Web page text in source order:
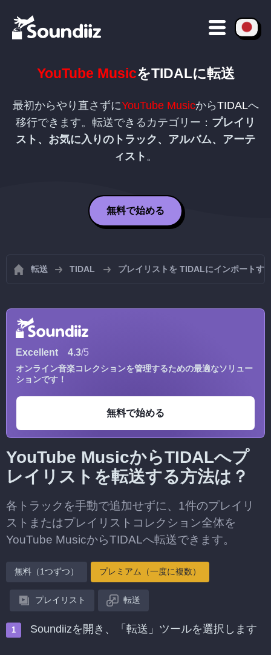
YouTube MusicをTIDALに転送
最初からやり直さずにYouTube MusicからTIDALへ
移行できます。転送できるカテゴリー： プレイリ
スト、お気に入りのトラック、アルバム、アーテ
ィスト 。
無料で始める
転送 TIDAL プレイリストを TIDALにインポートす
Excellent 4.3/5
オンライン音楽コレクションを管理するための最適なソリュー
ションです！
無料で始める
YouTube MusicからTIDALへプ
レイリストを転送する方法は？
各トラックを手動で追加せずに、1件のプレイリ
ストまたはプレイリストコレクション全体を
YouTube MusicからTIDALへ転送できます。
無料（1つずつ） プレミアム（一度に複数）
プレイリスト 転送
Soundiizを開き、「転送」ツールを選択します